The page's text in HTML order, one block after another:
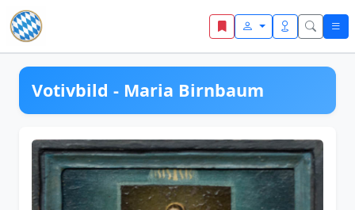
Zum Inhalt springen
Votivbild - Maria Birnbaum